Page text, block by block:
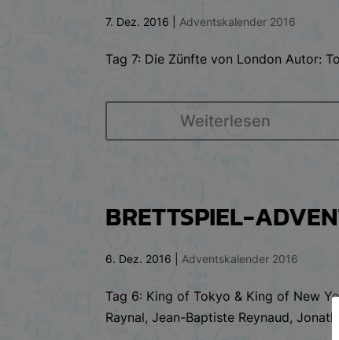
7. Dez. 2016 Adventskalender 2016
Tag 7: Die Zünfte von London Autor:
Weiterlesen
BRETTSPIEL-
6. Dez. 2016 Adventskalender 2016
Tag 6: King of Tokyo & King of New
Raynal, Jean-Baptiste Reynaud,